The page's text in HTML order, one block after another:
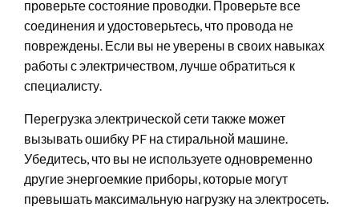
проверьте состояние проводки. Проверьте все
соединения и удостоверьтесь, что провода не
повреждены. Если вы не уверены в своих навыках
работы с электричеством, лучше обратиться к
специалисту.
Перегрузка электрической сети также может
вызывать ошибку PF на стиральной машине.
Убедитесь, что вы не используете одновременно
другие энергоемкие приборы, которые могут
превышать максимальную нагрузку на электросеть.